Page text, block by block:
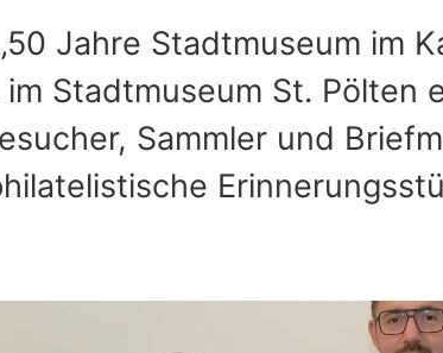
Jahre Stadtmuseum im
Stadtmuseum St. Pölten
, Sammler und